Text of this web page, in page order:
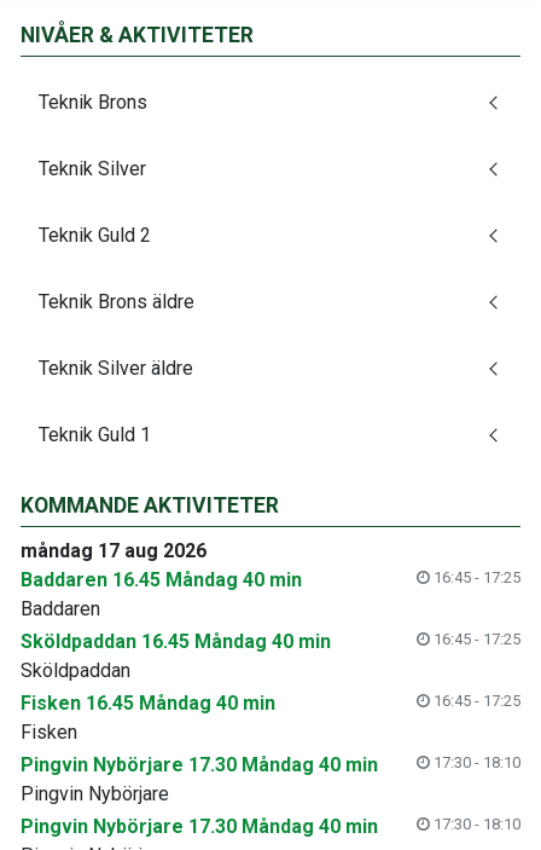
NIVÅER & AKTIVITETER
Teknik Brons
Teknik Silver
Teknik Guld 2
Teknik Brons äldre
Teknik Silver äldre
Teknik Guld 1
KOMMANDE AKTIVITETER
måndag 17 aug 2026
Baddaren 16.45 Måndag 40 min
16:45 - 17:25
Baddaren
Sköldpaddan 16.45 Måndag 40 min
16:45 - 17:25
Sköldpaddan
Fisken 16.45 Måndag 40 min
16:45 - 17:25
Fisken
Pingvin Nybörjare 17.30 Måndag 40 min
17:30 - 18:10
Pingvin Nybörjare
Pingvin Nybörjare 17.30 Måndag 40 min
17:30 - 18:10